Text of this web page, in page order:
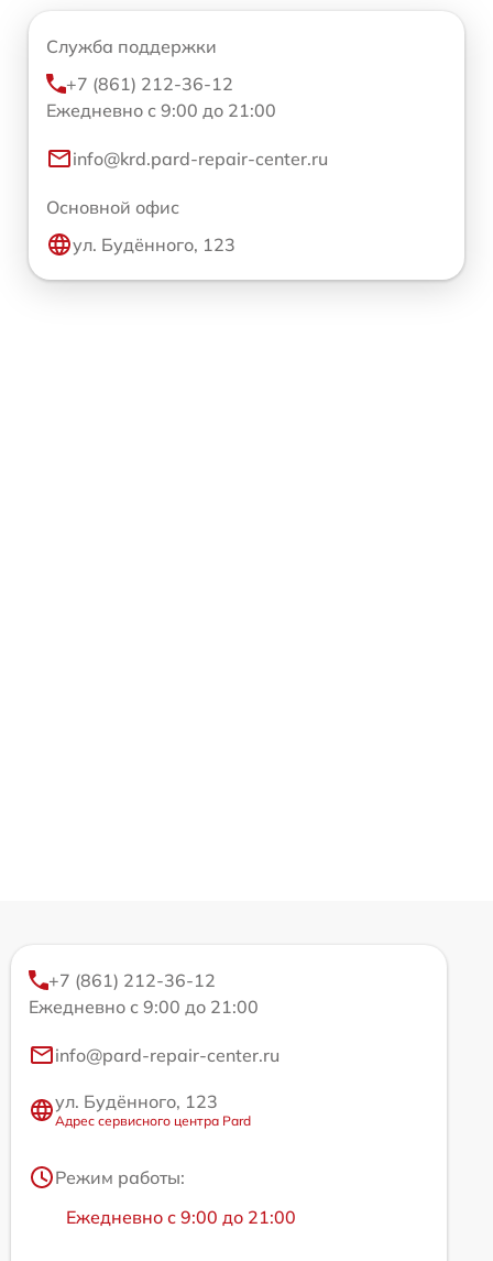
Служба поддержки
+7 (861) 212-36-12
Ежедневно с 9:00 до 21:00
info@krd.pard-repair-center.ru
Основной офис
ул. Будённого, 123
+7 (861) 212-36-12
Ежедневно с 9:00 до 21:00
info@pard-repair-center.ru
ул. Будённого, 123
Адрес сервисного центра Pard
Режим работы:
Ежедневно с 9:00 до 21:00